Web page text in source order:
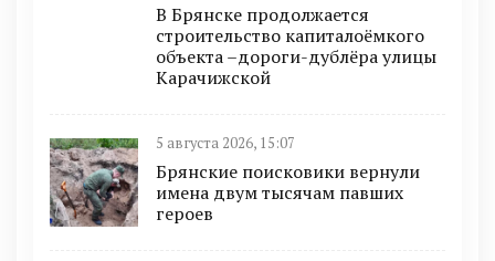
В Брянске продолжается
строительство капиталоёмкого
объекта –дороги-дублёра улицы
Карачижской
5 августа 2026, 15:07
Брянские поисковики вернули
имена двум тысячам павших
героев